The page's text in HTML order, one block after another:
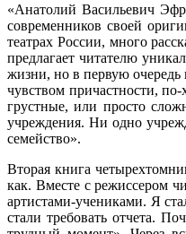
«Анатолий Васильевич
современников своей
театрах России, много
предлагает читателю
жизни, но в первую очередь
чувством причастности,
грустные, или просто
учреждения. Ни одно
семейство».
Вторая книга
как. Вместе с режиссером
артистами-учениками. Я
стали требовать отчета.